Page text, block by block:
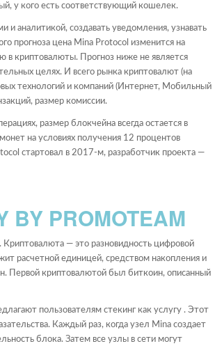
у кого есть соответствующий кошелек.
аналитикой, создавать уведомления, узнавать
прогноза цена Mina Protocol изменится на
в криптовалюты. Прогноз ниже не является
целях. И всего рынка криптовалют (на
технологий и компаний (Интернет, Мобильный
размер комиссии.
размер блокчейна всегда остается в
на условиях получения 12 процентов
стартовал в 2017-м, разработчик проекта —
BY PROMOTEAM
Криптовалюта — это разновидность цифровой
расчетной единицей, средством накопления и
Первой криптовалютой был биткоин, описанный
пользователям стекинг как услугу . Этот
Каждый раз, когда узел Mina создает
блока. Затем все узлы в сети могут